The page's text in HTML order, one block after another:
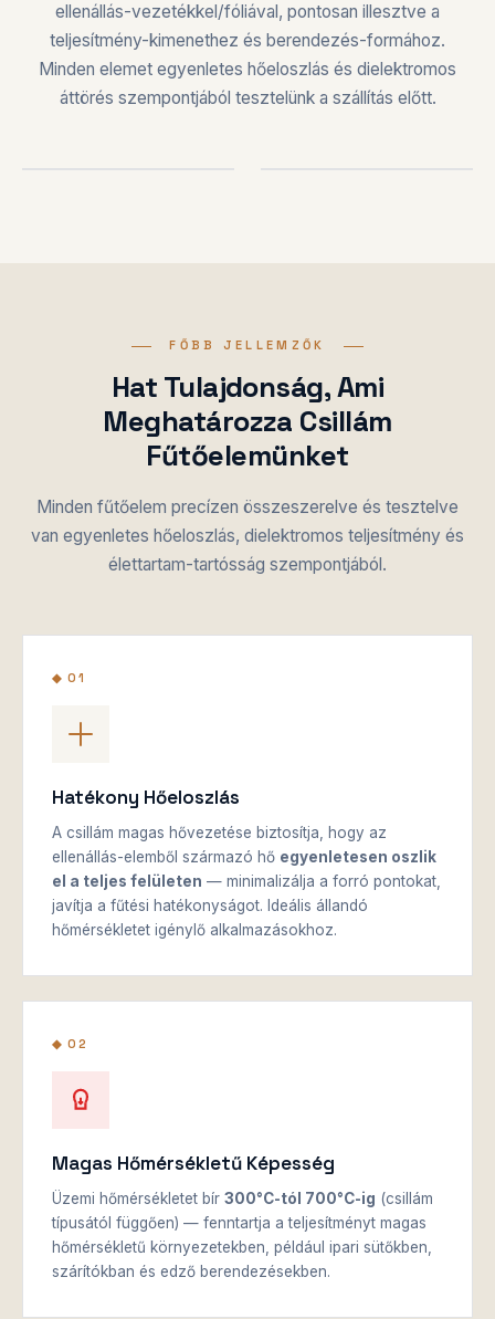
ellenállás-vezetékkel/fóliával, pontosan illesztve a
teljesítmény-kimenethez és berendezés-formához.
Minden elemet egyenletes hőeloszlás és dielektromos
áttörés szempontjából tesztelünk a szállítás előtt.
FŐBB JELLEMZŐK
Hat Tulajdonság, Ami
Meghatározza Csillám
Fűtőelemünket
Minden fűtőelem precízen összeszerelve és tesztelve
van egyenletes hőeloszlás, dielektromos teljesítmény és
élettartam-tartósság szempontjából.
◆ 01
Hatékony Hőeloszlás
A csillám magas hővezetése biztosítja, hogy az
ellenállás-elemből származó hő egyenletesen oszlik
el a teljes felületen — minimalizálja a forró pontokat,
javítja a fűtési hatékonyságot. Ideális állandó
hőmérsékletet igénylő alkalmazásokhoz.
◆ 02
Magas Hőmérsékletű Képesség
Üzemi hőmérsékletet bír 300°C-tól 700°C-ig (csillám
típusától függően) — fenntartja a teljesítményt magas
hőmérsékletű környezetekben, például ipari sütőkben,
szárítókban és edző berendezésekben.